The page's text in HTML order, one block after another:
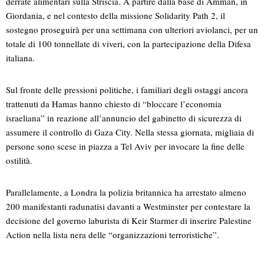
Giordania, e nel contesto della missione Solidarity Path 2, il
sostegno proseguirà per una settimana con ulteriori aviolanci, per un
totale di 100 tonnellate di viveri, con la partecipazione della Difesa
italiana.
Sul fronte delle pressioni politiche, i familiari degli ostaggi ancora
trattenuti da Hamas hanno chiesto di “bloccare l’economia
israeliana” in reazione all’annuncio del gabinetto di sicurezza di
assumere il controllo di Gaza City. Nella stessa giornata, migliaia di
persone sono scese in piazza a Tel Aviv per invocare la fine delle
ostilità.
Parallelamente, a Londra la polizia britannica ha arrestato almeno
200 manifestanti radunatisi davanti a Westminster per contestare la
decisione del governo laburista di Keir Starmer di inserire Palestine
Action nella lista nera delle “organizzazioni terroristiche”.